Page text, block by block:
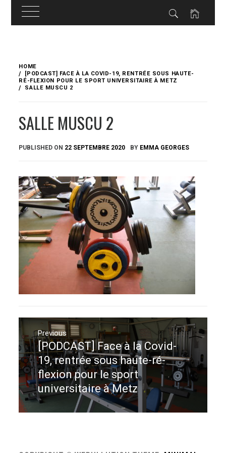
content
HOME
[PODCAST] FACE À LA COVID-19, RENTRÉE SOUS HAUTE-
RÉ-FLEXION POUR LE SPORT UNIVERSITAIRE À METZ
SALLE MUSCU 2
SALLE MUSCU 2
PUBLISHED ON 22 SEPTEMBRE 2020 BY EMMA GEORGES
Navigation
de
l’article
Previous
Previous
post:
[PODCAST] Face à la Covid-
19, rentrée sous haute-ré-
flexion pour le sport
universitaire à Metz